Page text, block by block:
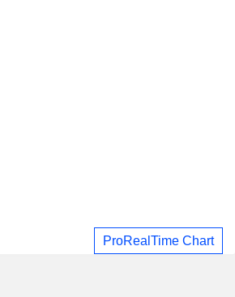
ProRealTime Chart